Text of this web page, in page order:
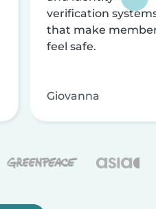
verification
that make
feel safe.
Giovanna